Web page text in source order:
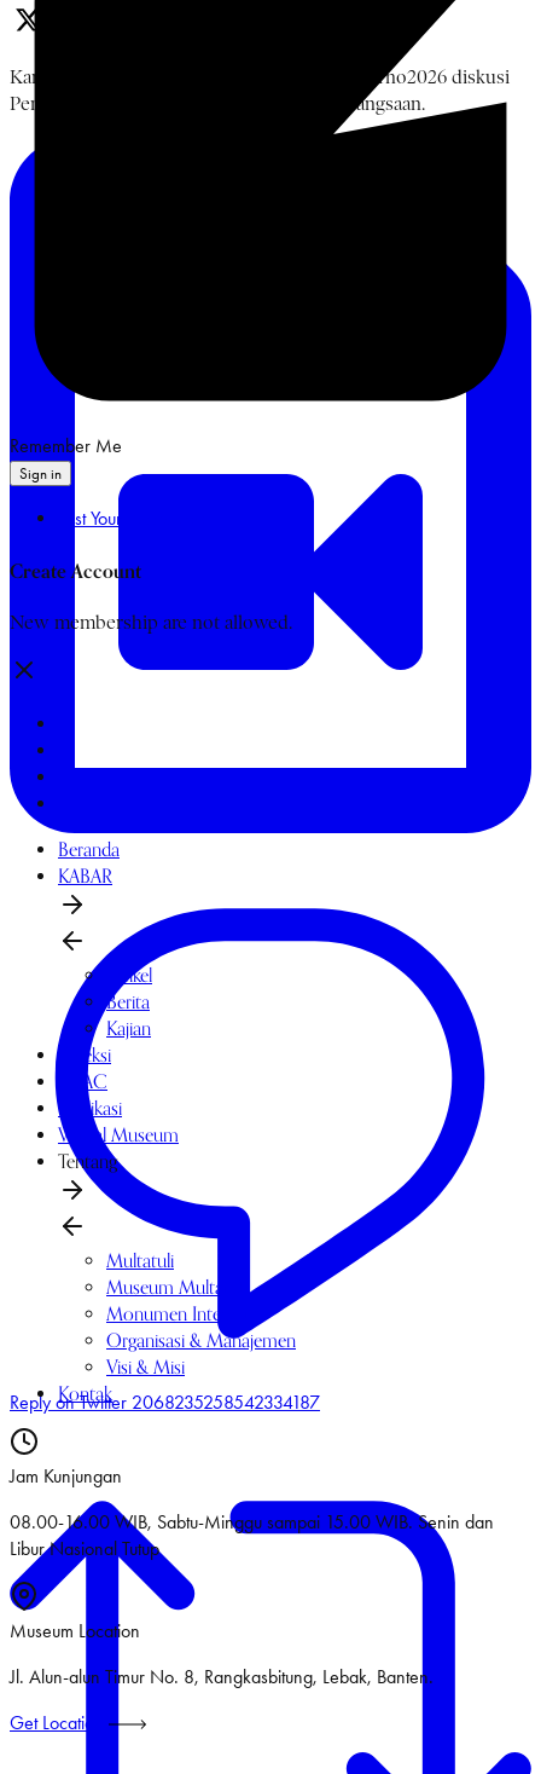
Kamis, 18 Juni 2026 rangkaian #BulanBungKarno2026 diskusi
Pemikiran Bung Karno, NU, dan Islam Kebangsaan.
Reply on Twitter 2068235258542334187
Remember Me
Sign in
Lost Your Password?
Create Account
New membership are not allowed.
Beranda
KABAR
Artikel
Berita
Kajian
Koleksi
OPAC
Publikasi
Virtual Museum
Tentang
Multatuli
Museum Multatuli
Monumen Interaktif
Organisasi & Manajemen
Visi & Misi
Kontak
Jam Kunjungan
08.00-16.00 WIB, Sabtu-Minggu sampai 15.00 WIB. Senin dan
Libur Nasional Tutup
Museum Location
Jl. Alun-alun Timur No. 8, Rangkasbitung, Lebak, Banten.
Get Location